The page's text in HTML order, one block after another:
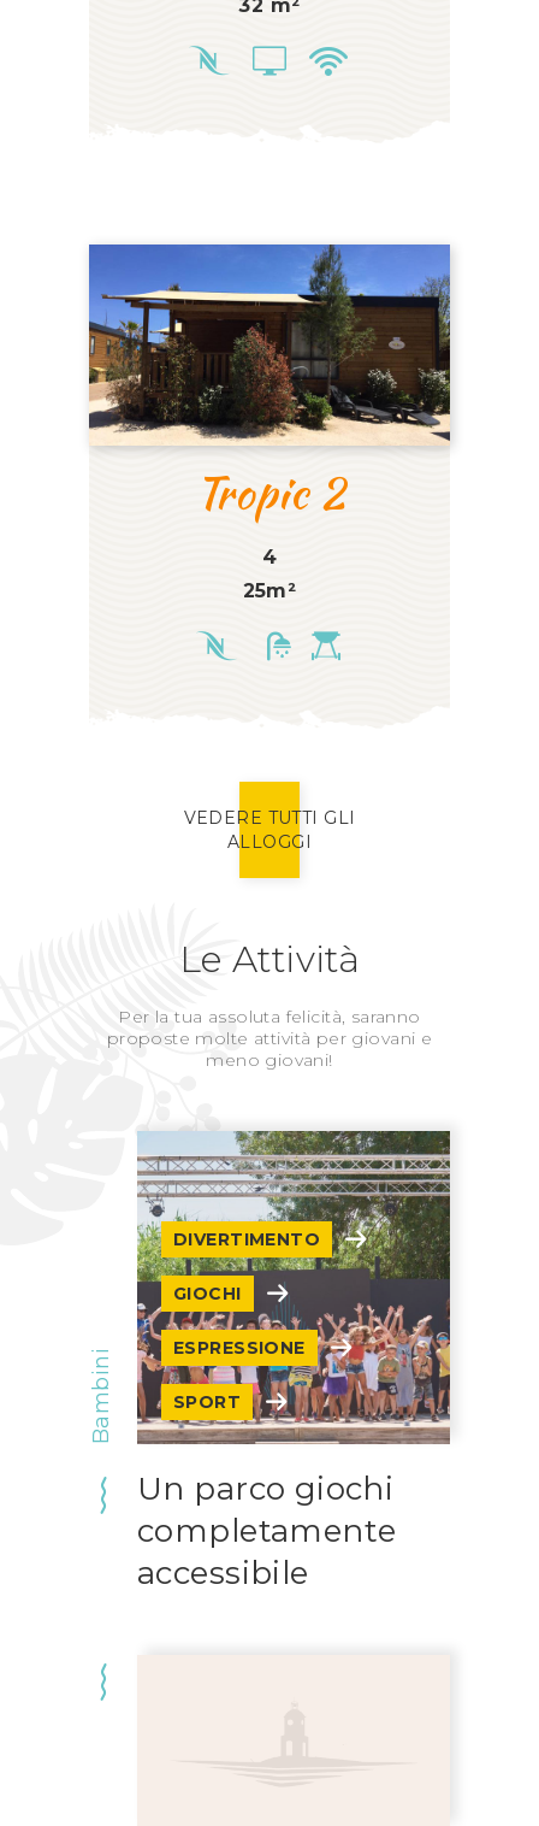
32 m²
Tropic 2
4
25m²
VEDERE TUTTI GLI
ALLOGGI
Le Attività
Per la tua assoluta felicità, saranno
proposte molte attività per giovani e
meno giovani!
DIVERTIMENTO
GIOCHI
ESPRESSIONE
SPORT
Bambini
Un parco giochi
completamente
accessibile